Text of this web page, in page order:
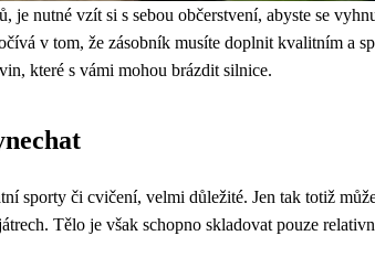
je nutné vzít si s sebou občerstvení, abyste se
v tom, že zásobník musíte doplnit kvalitním a
které s vámi mohou brázdit silnice.
sporty či cvičení, velmi důležité. Jen tak totiž
Tělo je však schopno skladovat pouze